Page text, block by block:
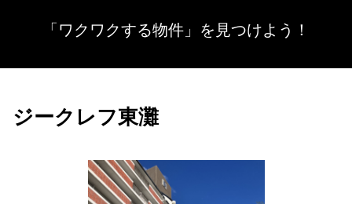
「ワクワクする物件」を 見つけよう！
ジークレフ東灘